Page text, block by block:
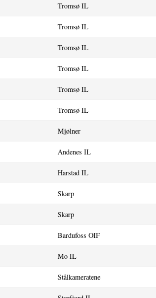
Tromsø IL
Tromsø IL
Tromsø IL
Tromsø IL
Tromsø IL
Tromsø IL
Mjølner
Andenes IL
Harstad IL
Skarp
Skarp
Bardufoss OIF
Mo IL
Stålkameratene